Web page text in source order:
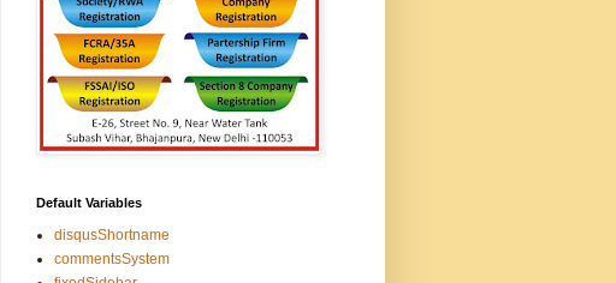
Default Variables
disqusShortname
commentsSystem